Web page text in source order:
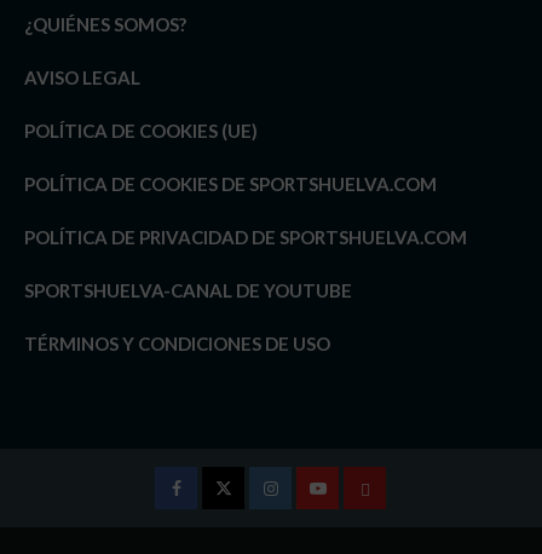
¿QUIÉNES SOMOS?
AVISO LEGAL
POLÍTICA DE COOKIES (UE)
POLÍTICA DE COOKIES DE SPORTSHUELVA.COM
POLÍTICA DE PRIVACIDAD DE SPORTSHUELVA.COM
SPORTSHUELVA-CANAL DE YOUTUBE
TÉRMINOS Y CONDICIONES DE USO
InstagramYoutubeTÉRMINOS